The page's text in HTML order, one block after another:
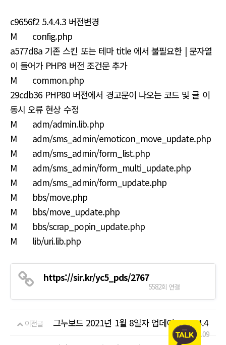
c9656f2 5.4.4.3 버전변경
M config.php
a577d8a 기존 스킨 또는 테마 title 에서 불필요한 | 문자열
이 들어가 PHP8 버전 조건문 추가
M common.php
29cdb36 PHP80 버전에서 경고문이 나오는 코드 및 글 이
동시 오류 현상 수정
M adm/admin.lib.php
M adm/sms_admin/emoticon_move_update.php
M adm/sms_admin/form_list.php
M adm/sms_admin/form_multi_update.php
M adm/sms_admin/form_update.php
M bbs/move.php
M bbs/move_update.php
M bbs/scrap_popin_update.php
M lib/uri.lib.php
https://sir.kr/yc5_pds/2767
5582회 연결
이전글 그누보드 2021년 1월 8일자 업데이트 5.4.4.4
21.01.09